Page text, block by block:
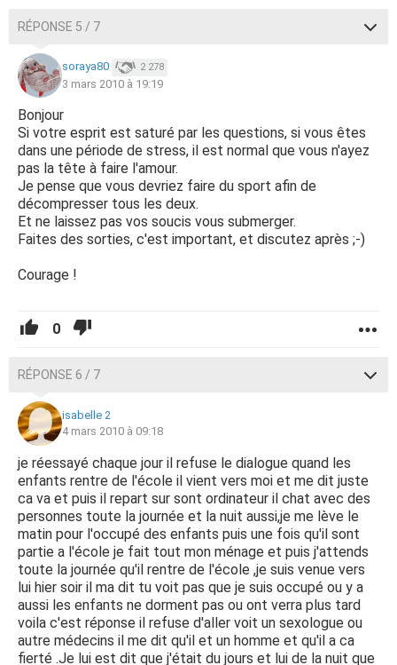
RÉPONSE 5 / 7
soraya80 2 278
3 mars 2010 à 19:19
Bonjour
Si votre esprit est saturé par les questions, si vous êtes
dans une période de stress, il est normal que vous n'ayez
pas la tête à faire l'amour.
Je pense que vous devriez faire du sport afin de
décompresser tous les deux.
Et ne laissez pas vos soucis vous submerger.
Faites des sorties, c'est important, et discutez après ;-)
Courage !
0
RÉPONSE 6 / 7
isabelle 2
4 mars 2010 à 09:18
je réessayé chaque jour il refuse le dialogue quand les
enfants rentre de l'école il vient vers moi et me dit juste
ca va et puis il repart sur sont ordinateur il chat avec des
personnes toute la journée et la nuit aussi,je me lève le
matin pour l'occupé des enfants puis une fois qu'il sont
partie a l'école je fait tout mon ménage et puis j'attends
toute la journée qu'il rentre de l'école ,je suis venue vers
lui hier soir il ma dit tu voit pas que je suis occupé ou y a
aussi les enfants ne dorment pas ou ont verra plus tard
voila c'est réponse il refuse d'aller voit un sexologue ou
autre médecins il me dit qu'il et un homme et qu'il a ca
fierté .Je lui est dit que j'était du jours et lui de la nuit que